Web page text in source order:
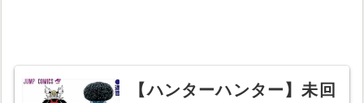
【ハンターハンター】未回